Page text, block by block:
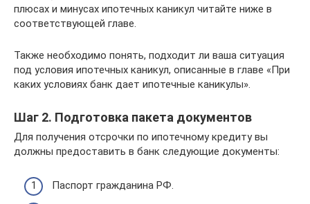
плюсах и минусах ипотечных каникул читайте ниже в
соответствующей главе.
Также необходимо понять, подходит ли ваша ситуация
под условия ипотечных каникул, описанные в главе «При
каких условиях банк дает ипотечные каникулы».
Шаг 2. Подготовка пакета документов
Для получения отсрочки по ипотечному кредиту вы
должны предоставить в банк следующие документы:
Паспорт гражданина РФ.